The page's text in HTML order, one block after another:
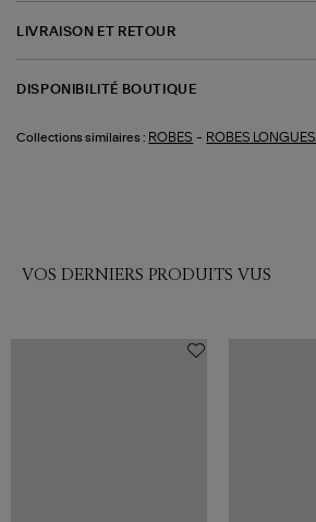
LIVRAISON ET RETOUR
DISPONIBILITÉ BOUTIQUE
Collections similaires : ROBES - ROBES LONGUES
VOS DERNIERS PRODUITS VUS